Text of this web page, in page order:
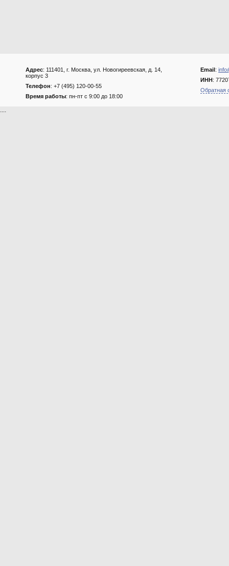
Адрес: 111401, г. Москва, ул. Новогиреевская, д. 14,
корпус 3
Телефон: +7 (495) 120-00-55
Время работы: пн-пт с 9:00 до 18:00
Email:
ИНН:
Обратная
....